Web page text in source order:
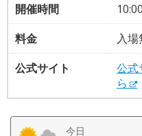
開催時間
料金
入
公式サイト
公式
ら
今日